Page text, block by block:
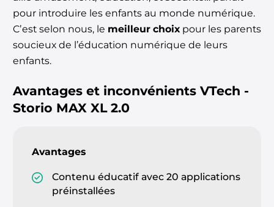
pour introduire les enfants au monde numérique.
Cʼest selon nous, le meilleur choix pour les parents
soucieux de l’éducation numérique de leurs
enfants.
Avantages et inconvénients VTech -
Storio MAX XL 2.0
Avantages
Contenu éducatif avec 20 applications
préinstallées